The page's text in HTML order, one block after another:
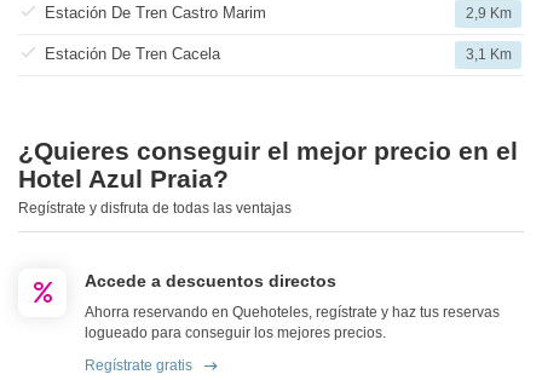
Estación De Tren Castro Marim 2,9 Km
Estación De Tren Cacela 3,1 Km
¿Quieres conseguir el mejor precio en el
Hotel Azul Praia?
Regístrate y disfruta de todas las ventajas
Accede a descuentos directos
Ahorra reservando en Quehoteles, regístrate y haz tus reservas
logueado para conseguir los mejores precios.
Regístrate gratis